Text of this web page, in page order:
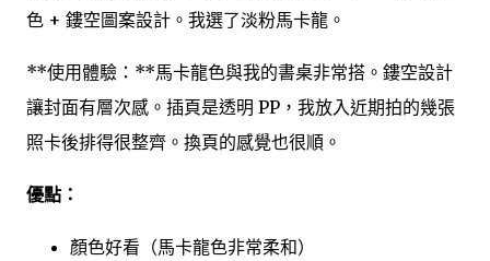
色 + 鏤空圖案設計。我選了淡粉馬卡龍。
**使用體驗：**馬卡龍色與我的書桌非常搭。鏤空設計
讓封面有層次感。插頁是透明 PP，我放入近期拍的幾張
照卡後排得很整齊。換頁的感覺也很順。
優點：
顏色好看（馬卡龍色非常柔和）